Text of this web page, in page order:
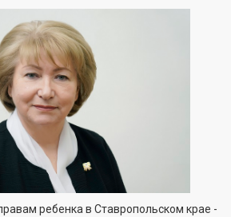
ребенка в Ставропольском крае -